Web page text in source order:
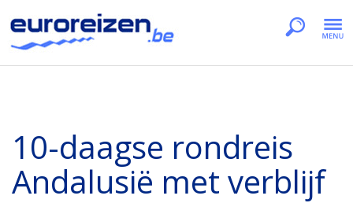
10-daagse rondreis
Andalusië met verblijf